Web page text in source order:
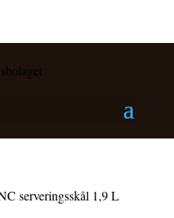
serveringsskål 1,9 L